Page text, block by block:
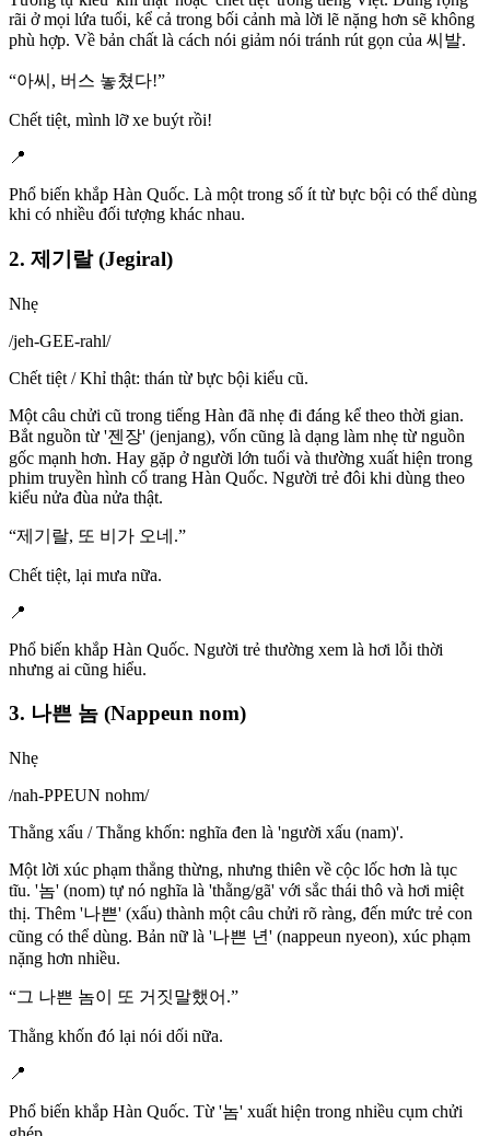
rãi ở mọi lứa tuổi, kể cả trong bối cảnh mà lời lẽ nặng hơn sẽ không
phù hợp. Về bản chất là cách nói giảm nói tránh rút gọn của 씨발.
“아씨, 버스 놓쳤다!”
Chết tiệt, mình lỡ xe buýt rồi!
📍
Phổ biến khắp Hàn Quốc. Là một trong số ít từ bực bội có thể dùng
khi có nhiều đối tượng khác nhau.
2. 제기랄 (Jegiral)
Nhẹ
/jeh-GEE-rahl/
Chết tiệt / Khỉ thật: thán từ bực bội kiểu cũ.
Một câu chửi cũ trong tiếng Hàn đã nhẹ đi đáng kể theo thời gian.
Bắt nguồn từ '젠장' (jenjang), vốn cũng là dạng làm nhẹ từ nguồn
gốc mạnh hơn. Hay gặp ở người lớn tuổi và thường xuất hiện trong
phim truyền hình cổ trang Hàn Quốc. Người trẻ đôi khi dùng theo
kiểu nửa đùa nửa thật.
“제기랄, 또 비가 오네.”
Chết tiệt, lại mưa nữa.
📍
Phổ biến khắp Hàn Quốc. Người trẻ thường xem là hơi lỗi thời
nhưng ai cũng hiểu.
3. 나쁜 놈 (Nappeun nom)
Nhẹ
/nah-PPEUN nohm/
Thằng xấu / Thằng khốn: nghĩa đen là 'người xấu (nam)'.
Một lời xúc phạm thẳng thừng, nhưng thiên về cộc lốc hơn là tục
tĩu. '놈' (nom) tự nó nghĩa là 'thằng/gã' với sắc thái thô và hơi miệt
thị. Thêm '나쁜' (xấu) thành một câu chửi rõ ràng, đến mức trẻ con
cũng có thể dùng. Bản nữ là '나쁜 년' (nappeun nyeon), xúc phạm
nặng hơn nhiều.
“그 나쁜 놈이 또 거짓말했어.”
Thằng khốn đó lại nói dối nữa.
📍
Phổ biến khắp Hàn Quốc. Từ '놈' xuất hiện trong nhiều cụm chửi